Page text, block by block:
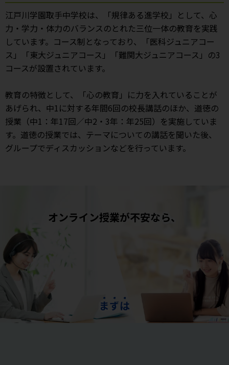
江戸川学園取手中学校は、「規律ある進学校」として、心
力・学力・体力のバランスのとれた三位一体の教育を実践
しています。コース制となっており、「医科ジュニアコー
ス」「東大ジュニアコース」「難関大ジュニアコース」の3
コースが設置されています。
教育の特徴として、「心の教育」に力を入れていることが
あげられ、中1に対する年間6回の校長講話のほか、道徳の
授業（中1：年17回／中2・3年：年25回）を実施していま
す。道徳の授業では、テーマについての講話を聞いた後、
グループでディスカッションなどを行っています。
オンライン授業が不安なら、
まず は